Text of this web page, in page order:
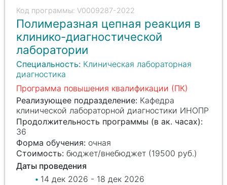
V0009287-2022
Полимеразная цепная реакция в
клинико-диагностической
лаборатории
Специальность:
диагностика
Программа повышения квалификации (ПК)
Реализующее подразделение: Кафедра
клинической лабораторной диагностики ИНОПР
Продолжительность программы (в ак. часах):
36
Форма обучения: очная
Стоимость:бюджет/внебюджет (19500 руб.)
Даты проведения
14 дек 2026 - 18 дек 2026